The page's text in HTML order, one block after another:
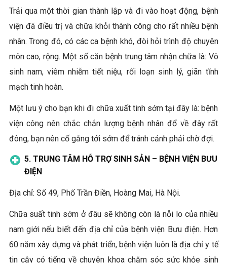
Trải qua một thời gian thành lập và đi vào hoạt động, bệnh
viện đã điều trị và chữa khỏi thành công cho rất nhiều bệnh
nhân. Trong đó, có các ca bệnh khó, đòi hỏi trình độ chuyên
môn cao, rộng. Một số căn bệnh trung tâm nhận chữa là: Vô
sinh nam, viêm nhiễm tiết niệu, rối loạn sinh lý, giãn tĩnh
mạch tinh hoàn.
Một lưu ý cho bạn khi đi chữa xuất tinh sớm tại đây là: bệnh
viện công nên chắc chắn lượng bệnh nhân đổ về đây rất
đông, bạn nên cố gắng tới sớm để tránh cảnh phải chờ đợi.
5. TRUNG TÂM HỖ TRỢ SINH SẢN – BỆNH VIỆN BƯU
ĐIỆN
Địa chỉ: Số 49, Phố Trần Điền, Hoàng Mai, Hà Nội.
Chữa suất tinh sớm ở đâu sẽ không còn là nỗi lo của nhiều
nam giới nếu biết đến địa chỉ của bệnh viện Bưu điện. Hơn
60 năm xây dựng và phát triển, bệnh viện luôn là địa chỉ y tế
tin cậy có tiếng về chuyên khoa chăm sóc sức khỏe sinh